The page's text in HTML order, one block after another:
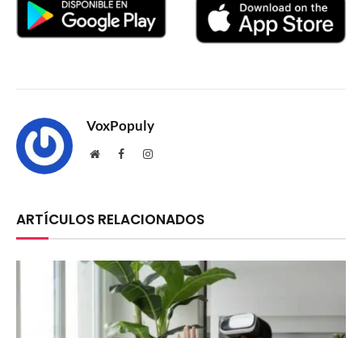
VoxPopuly
WebsiteFacebookInstagram
ARTÍCULOS RELACIONADOS